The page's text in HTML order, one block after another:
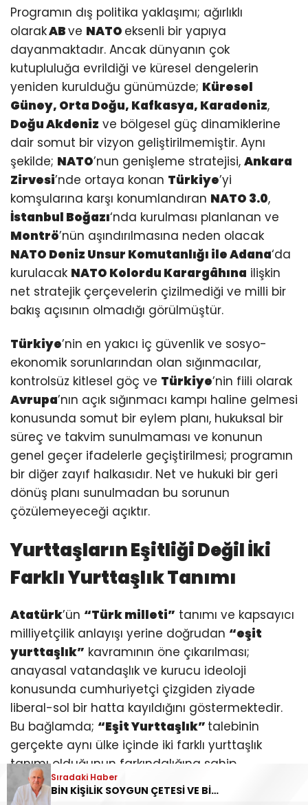
Programın dış politika yaklaşımı; ağırlıklı
olarakABve NATO eksenli bir yapıya
dayanmaktadır. Ancak dünyanın çok
kutupluluğa evrildiği ve küresel dengelerin
yeniden kurulduğu günümüzde; Küresel
Güney, Orta Doğu, Kafkasya, Karadeniz,
Doğu Akdeniz ve bölgesel güç dinamiklerine
dair somut bir vizyon geliştirilmemiştir. Aynı
şekilde; NATO’nun genişleme stratejisi, Ankara
Zirvesi’nde ortaya konan Türkiye’yi
komşularına karşı konumlandıran NATO 3.0,
İstanbul Boğazı‘nda kurulması planlanan ve
Montrö’nün aşındırılmasına neden olacak
NATO Deniz Unsur Komutanlığı ileAdana‘da
kurulacak NATO Kolordu Karargâhına ilişkin
net stratejik çerçevelerin çizilmediği ve milli bir
bakış açısının olmadığı görülmüştür.
Türkiye’nin en yakıcı iç güvenlik ve sosyo-
ekonomik sorunlarından olan sığınmacılar,
kontrolsüz kitlesel göç ve Türkiye’nin fiili olarak
Avrupa’nın açık sığınmacı kampı haline gelmesi
konusunda somut bir eylem planı, hukuksal bir
süreç ve takvim sunulmaması ve konunun
genel geçer ifadelerle geçiştirilmesi; programın
bir diğer zayıf halkasıdır. Net ve hukuki bir geri
dönüş planı sunulmadan bu sorunun
çözülemeyeceği açıktır.
Yurttaşların Eşitliği Değil İki
Farklı Yurttaşlık Tanımı
Atatürk’ün “Türk milleti” tanımı ve kapsayıcı
milliyetçilik anlayışı yerine doğrudan “eşit
yurttaşlık” kavramının öne çıkarılması;
anayasal vatandaşlık ve kurucu ideoloji
konusunda cumhuriyetçi çizgiden ziyade
liberal-sol bir hatta kayıldığını göstermektedir.
Bu bağlamda; “Eşit Yurttaşlık” talebinin
gerçekte aynı ülke içinde iki farklı yurttaşlık
tanımı olduğunun farkındalığına sahip
olunmadığı da görülmektedir.
Sıradaki Haber
BİN KİŞİLİK SOYGUN ÇETESİ VE BİZİM KADERİMİZ!